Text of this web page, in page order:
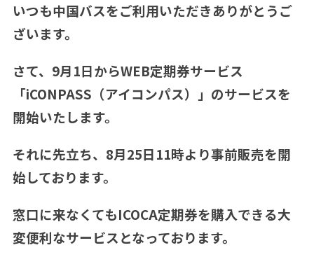
いつも中国バスをご利用いただきありがとうご
ざいます。
さて、9月1日からWEB定期券サービス
「iCONPASS（アイコンパス）」のサービスを
開始いたします。
それに先立ち、8月25日11時より事前販売を開
始しております。
窓口に来なくてもICOCA定期券を購入できる大
変便利なサービスとなっております。